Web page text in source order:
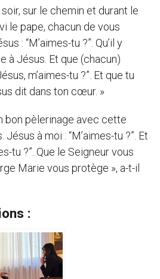
sur le chemin et durant le
le pape, chacun de vous
: “M’aimes-tu ?”. Qu’il y
à Jésus. Et que (chacun)
m’aimes-tu ?”. Et que tu
dit dans ton cœur. »
bon pèlerinage avec cette
à moi : “M’aimes-tu ?”. Et
tu ?”. Que le Seigneur vous
Marie vous protège », a-t-il
: